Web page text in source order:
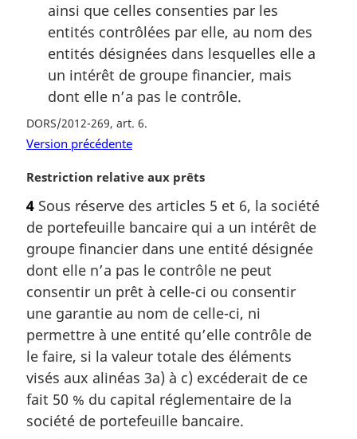
ainsi que celles consenties par les
entités contrôlées par elle, au nom des
entités désignées dans lesquelles elle a
un intérêt de groupe financier, mais
dont elle n’a pas le contrôle.
DORS/2012-269, art. 6
Version précédente
N
t
e
m
a
g
i
n
a
e
:
Restriction relative aux prêts
4 Sous réserve des articles 5 et 6, la société
de portefeuille bancaire qui a un intérêt de
groupe financier dans une entité désignée
dont elle n’a pas le contrôle ne peut
consentir un prêt à celle-ci ou consentir
une garantie au nom de celle-ci, ni
permettre à une entité qu’elle contrôle de
le faire, si la valeur totale des éléments
visés aux alinéas 3a) à c) excéderait de ce
fait 50 % du capital réglementaire de la
société de portefeuille bancaire.